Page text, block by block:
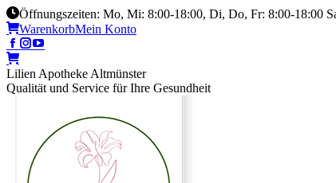
Öffnungszeiten: Mo, Mi: 8:00-18:00, Di, Do, Fr: 8:00-18:00
WarenkorbMein Konto
Lilien Apotheke Altmünster
Qualität und Service für Ihre Gesundheit